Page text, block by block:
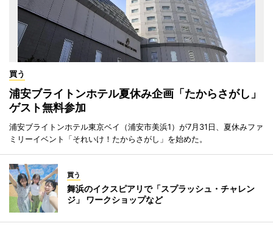
買う
浦安ブライトンホテル夏休み企画「たからさがし」
ゲスト無料参加
浦安ブライトンホテル東京ベイ（浦安市美浜1）が7月31日、夏休みファ
ミリーイベント「それいけ！たからさがし」を始めた。
買う
舞浜のイクスピアリで「スプラッシュ・チャレン
ジ」 ワークショップなど